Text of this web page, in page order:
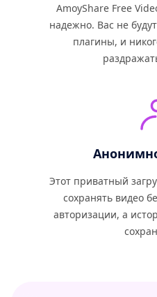
AmoyShare Free
надежно. Вас не
плагины, и
Этот приватный
сохранять видео
авторизации, а